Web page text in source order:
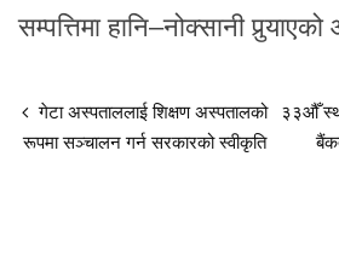
सम्पत्तिमा हानि–नोक्सानी
गेटा अस्पताललाई शिक्षण अस्पतालको
रूपमा सञ्चालन गर्न सरकारको स्वीकृति
३३औँ